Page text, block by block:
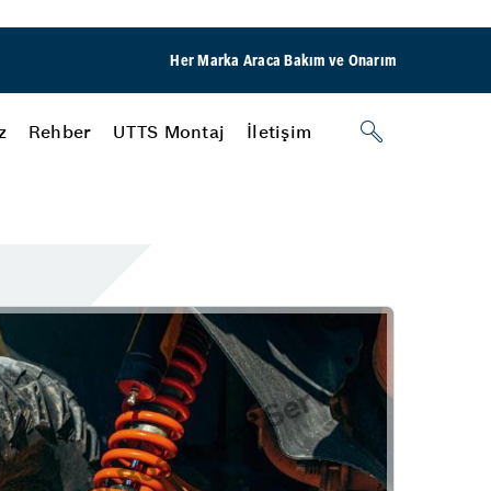
Her Marka Araca Bakım ve Onarım
Muslubaşlar Otomotiv
Lastik
Lastik Satışı Ve Değişimi
Rehber UTTS Montaj İletişim